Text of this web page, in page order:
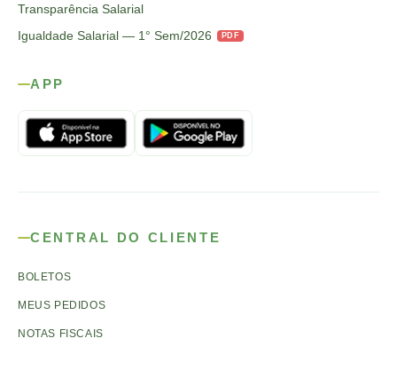
Transparência Salarial
Igualdade Salarial — 1° Sem/2026
PDF
APP
CENTRAL DO CLIENTE
BOLETOS
MEUS PEDIDOS
NOTAS FISCAIS